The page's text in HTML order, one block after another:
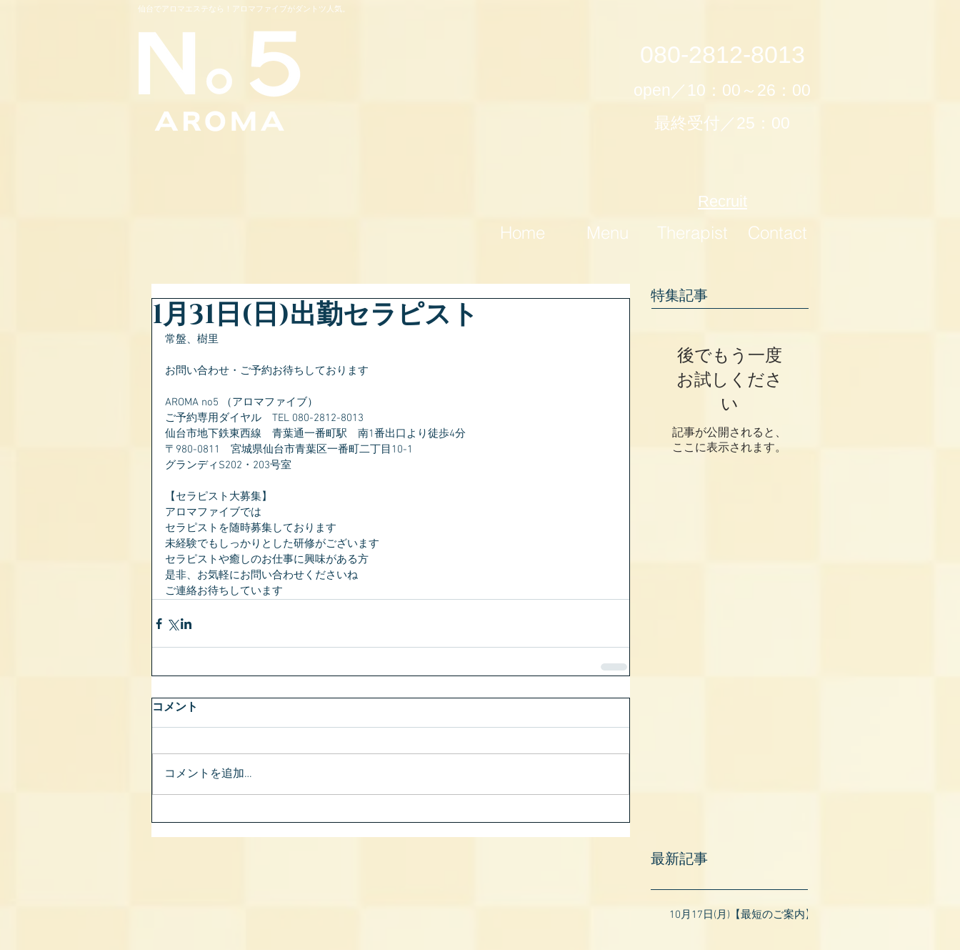
仙台でアロマエステなら！アロマファイブがダントツ人気。
080-2812-8013
open／10：00～26：00
最終受付／25：00
Recruit
Home Menu Therapist Contact
1月31日(日)出勤セラピスト
常盤、樹里
お問い合わせ・ご予約お待ちしております
AROMA no5 （アロマファイブ）
ご予約専用ダイヤル　TEL 080-2812-8013
仙台市地下鉄東西線　青葉通一番町駅　南1番出口より徒歩4分
〒980-0811　宮城県仙台市青葉区一番町二丁目10-1
グランディS202・203号室
【セラピスト大募集】
アロマファイブでは
セラピストを随時募集しております
未経験でもしっかりとした研修がございます
セラピストや癒しのお仕事に興味がある方
是非、お気軽にお問い合わせくださいね
ご連絡お待ちしています
コメント
コメントを追加…
特集記事
後でもう一度
お試しくださ
い
記事が公開されると、
ここに表示されます。
最新記事
10月17日(月)【最短のご案内】